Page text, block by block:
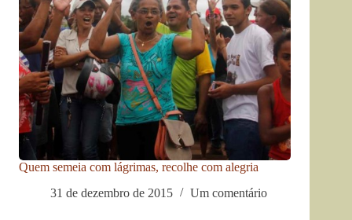
Quem semeia com lágrimas, recolhe com alegria
31 de dezembro de 2015
Um comentário